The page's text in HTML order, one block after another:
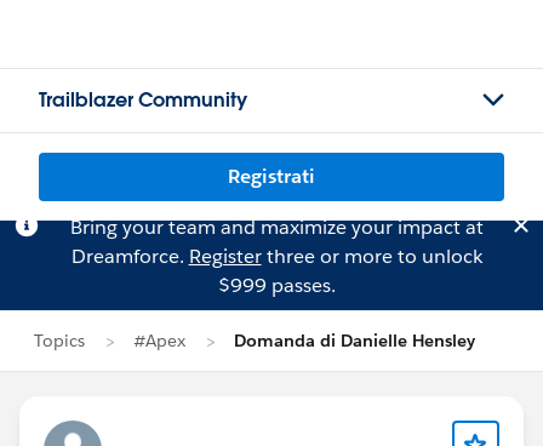
Trailblazer Community
Registrati
Bring your team and maximize your impact at
Dreamforce. Registerthree or more to unlock
$999 passes.
Topics #Apex Domanda di Danielle Hensley